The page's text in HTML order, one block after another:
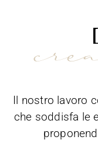
Il nostro lavoro
che soddisfa le